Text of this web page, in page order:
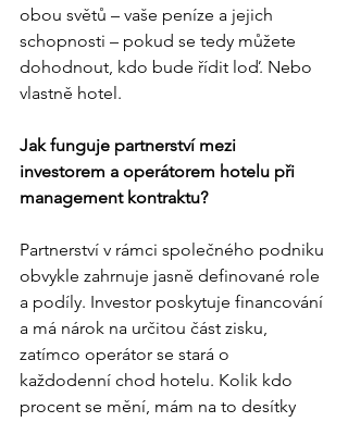
obou světů – vaše peníze a jejich
schopnosti – pokud se tedy můžete
dohodnout, kdo bude řídit loď. Nebo
vlastně hotel.
Jak funguje partnerství mezi
investorem a operátorem hotelu při
management kontraktu?
Partnerství v rámci společného podniku
obvykle zahrnuje jasně definované role
a podíly. Investor poskytuje financování
a má nárok na určitou část zisku,
zatímco operátor se stará o
každodenní chod hotelu. Kolik kdo
procent se mění, mám na to desítky